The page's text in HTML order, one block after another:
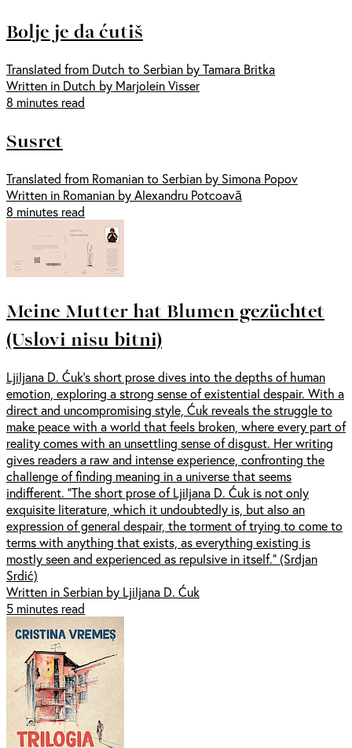
Bolje je da ćutiš
Translated from Dutch to Serbian by Tamara Britka
Written in Dutch by Marjolein Visser
8 minutes read
Susret
Translated from Romanian to Serbian by Simona Popov
Written in Romanian by Alexandru Potcoavă
8 minutes read
Meine Mutter hat Blumen gezüchtet
(Uslovi nisu bitni)
Ljiljana D. Ćuk’s short prose dives into the depths of human
emotion, exploring a strong sense of existential despair. With a
direct and uncompromising style, Ćuk reveals the struggle to
make peace with a world that feels broken, where every part of
reality comes with an unsettling sense of disgust. Her writing
gives readers a raw and intense experience, confronting the
challenge of finding meaning in a universe that seems
indifferent. "The short prose of Ljiljana D. Ćuk is not only
exquisite literature, which it undoubtedly is, but also an
expression of general despair, the torment of trying to come to
terms with anything that exists, as everything existing is
mostly seen and experienced as repulsive in itself." (Srdjan
Srdić)
Written in Serbian by Ljiljana D. Ćuk
5 minutes read